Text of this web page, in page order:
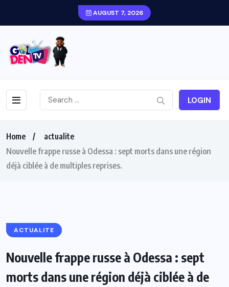
AUGUST 7, 2026
LOGIN
Home
actualite
Nouvelle frappe russe à Odessa : sept morts dans une région
déjà ciblée à de multiples reprises.
ACTUALITE
Nouvelle frappe russe à Odessa : sept
morts dans une région déjà ciblée à de